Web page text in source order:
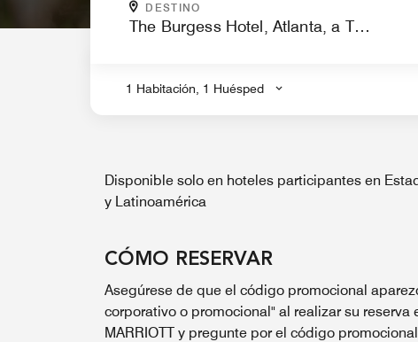
DESTINO
.
1 Habitación, 1 Huésped
Disponible solo en hoteles participantes en
y Latinoamérica
CÓMO RESERVAR
Asegúrese de que el código promocional
corporativo o promocional" al realizar su reserva
MARRIOTT y pregunte por el código